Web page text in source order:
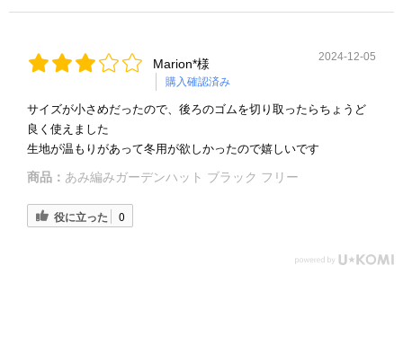
Marion*様
購入確認済み
2024-12-05
サイズが小さめだったので、後ろのゴムを切り取ったらちょうど
良く使えました
生地が温もりがあって冬用が欲しかったので嬉しいです
商品： あみ編みガーデンハット ブラック フリー
役に立った 0